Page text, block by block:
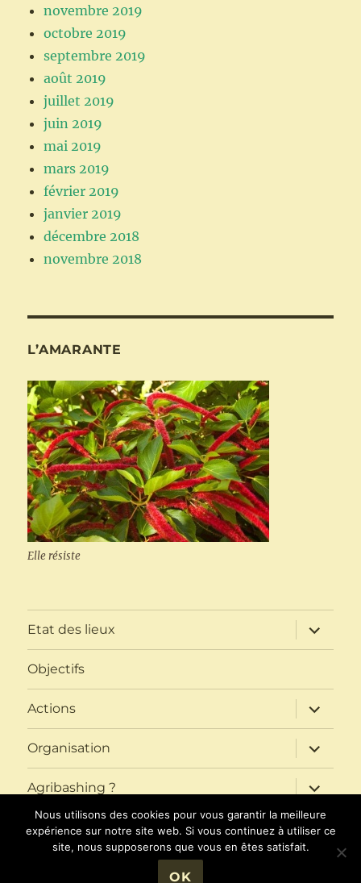
novembre 2019
octobre 2019
septembre 2019
août 2019
juillet 2019
juin 2019
mai 2019
mars 2019
février 2019
janvier 2019
décembre 2018
novembre 2018
L’AMARANTE
Elle résiste
Etat des lieux
ouvrir
le
sous-
Objectifs
Actions
ouvrir
le
sous-
menu
Organisation
ouvrir
le
sous-
menu
Agribashing ?
ouvrir
le
sous-
menu
Contacts
ouvrir
le
sous-
Fièrement propulsé par WordPress
Nous utilisons des cookies pour vous garantir la meilleure
expérience sur notre site web. Si vous continuez à utiliser ce
site, nous supposerons que vous en êtes satisfait.
OK